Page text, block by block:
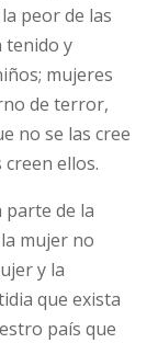
peor de las
tenido y
mujeres
de terror,
no se las cree
ellos.
parte de la
mujer no
y la
que exista
país que